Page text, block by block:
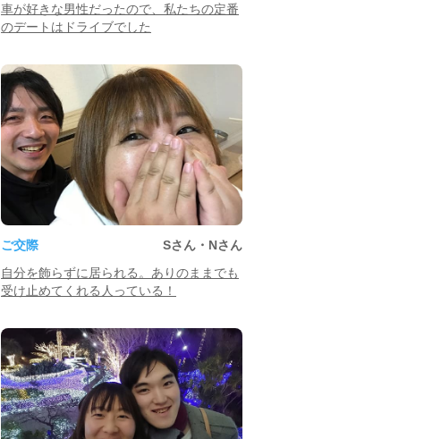
車が好きな男性だったので、私たちの定番
のデートはドライブでした
ご交際
Sさん・Nさん
自分を飾らずに居られる。ありのままでも
受け止めてくれる人っている！